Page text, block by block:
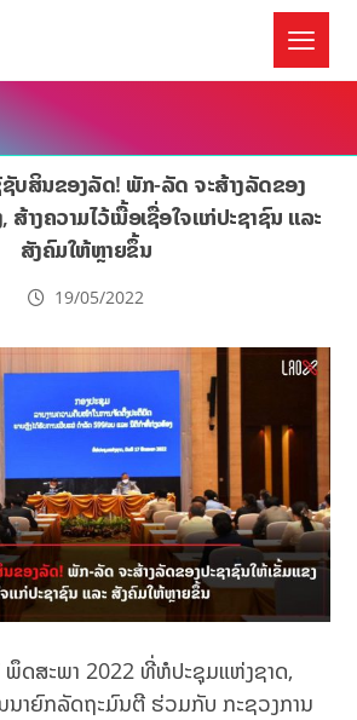
ຊັບສິນຂອງລັດ! ພັກ-ລັດ ຈະສ້າງລັດຂອງ
ສ້າງຄວາມໄວ້ເນື້ອເຊື່ອໃຈແກ່ປະຊາຊົນ ແລະ
ສັງຄົມໃຫ້ຫຼາຍຂຶ້ນ
19/05/2022
ພຶດສະພາ 2022 ທີ່ຫໍປະຊຸມແຫ່ງຊາດ,
ນາຍົກລັດຖະມົນຕີ ຮ່ວມກັບ ກະຊວງການ